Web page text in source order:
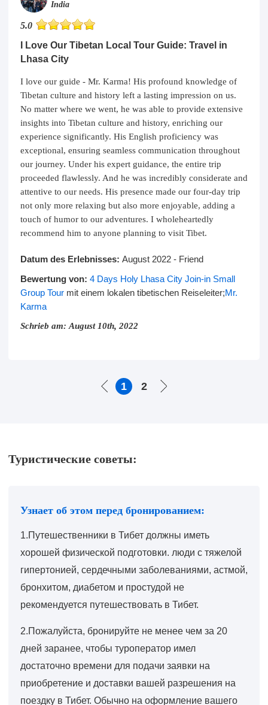
India
5.0
I Love Our Tibetan Local Tour Guide: Travel in
Lhasa City
I love our guide - Mr. Karma! His profound knowledge of
Tibetan culture and history left a lasting impression on us.
No matter where we went, he was able to provide extensive
insights into Tibetan culture and history, enriching our
experience significantly. His English proficiency was
exceptional, ensuring seamless communication throughout
our journey. Under his expert guidance, the entire trip
proceeded flawlessly. And he was incredibly considerate and
attentive to our needs. His presence made our four-day trip
not only more relaxing but also more enjoyable, adding a
touch of humor to our adventures. I wholeheartedly
recommend him to anyone planning to visit Tibet.
Datum des Erlebnisses: August 2022 - Friend
Bewertung von: 4 Days Holy Lhasa City Join-in Small
Group Tour mit einem lokalen tibetischen Reiseleiter;Mr.
Karma
Schrieb am: August 10th, 2022
1 2
Туристические советы:
Узнает об этом перед бронированием:
1.Путешественники в Тибет должны иметь
хорошей физической подготовки. люди с тяжелой
гипертонией, сердечными заболеваниями, астмой,
бронхитом, диабетом и простудой не
рекомендуется путешествовать в Тибет.
2.Пожалуйста, бронируйте не менее чем за 20
дней заранее, чтобы туроператор имел
достаточно времени для подачи заявки на
приобретение и доставки вашей разрешения на
поездку в Тибет. Обычно на оформление вашего